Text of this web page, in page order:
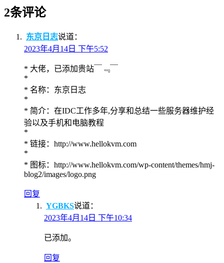
2条评论
东京日志说道：
2023年4月14日 下午5:52
* 大佬，已添加贵站￣﹃￣
*
* 名称：东京日志
*
* 简介：在IDC工作多年,分享和总结一些服务器维护经
验以及手机和电脑教程
*
* 链接：http://www.hellokvm.com
*
* 图标：http://www.hellokvm.com/wp-content/themes/hmj-
blog2/images/logo.png
回复
YGBKS说道：
2023年4月14日 下午10:34
已添加。
回复